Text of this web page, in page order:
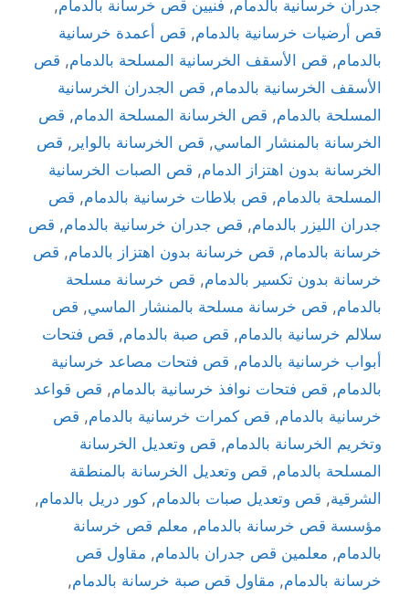
جدران خرسانية بالدمام, فنيين قص خرسانة بالدمام,
قص أرضيات خرسانية بالدمام, قص أعمدة خرسانية
بالدمام, قص الأسقف الخرسانية المسلحة بالدمام, قص
الأسقف الخرسانية بالدمام, قص الجدران الخرسانية
المسلحة بالدمام, قص الخرسانة المسلحة الدمام, قص
الخرسانة بالمنشار الماسي, قص الخرسانة بالواير , قص
الخرسانة بدون اهتزاز الدمام, قص الصبات الخرسانية
المسلحة بالدمام, قص بلاطات خرسانية بالدمام, قص
جدران الليزر بالدمام, قص جدران خرسانية بالدمام, قص
خرسانة بالدمام, قص خرسانة بدون اهتزاز بالدمام, قص
خرسانة بدون تكسير بالدمام, قص خرسانة مسلحة
بالدمام, قص خرسانة مسلحة بالمنشار الماسي, قص
سلالم خرسانية بالدمام, قص صبة بالدمام, قص فتحات
أبواب خرسانية بالدمام, قص فتحات مصاعد خرسانية
بالدمام, قص فتحات نوافذ خرسانية بالدمام, قص قواعد
خرسانية بالدمام, قص كمرات خرسانية بالدمام, قص
وتخريم الخرسانة بالدمام, قص وتعديل الخرسانة
المسلحة بالدمام, قص وتعديل الخرسانة بالمنطقة
الشرقية, قص وتعديل صبات بالدمام, كور دريل بالدمام,
مؤسسة قص خرسانة بالدمام, معلم قص خرسانة
بالدمام, معلمين قص جدران بالدمام, مقاول قص
خرسانة بالدمام, مقاول قص صبة خرسانة بالدمام,